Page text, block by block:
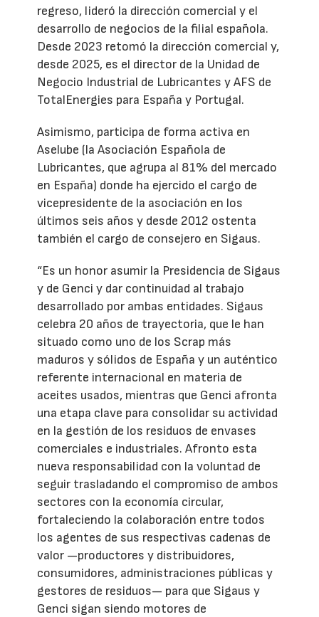
regreso, lideró la dirección comercial y el
desarrollo de negocios de la filial española.
Desde 2023 retomó la dirección comercial y,
desde 2025, es el director de la Unidad de
Negocio Industrial de Lubricantes y AFS de
TotalEnergies para España y Portugal.
Asimismo, participa de forma activa en
Aselube (la Asociación Española de
Lubricantes, que agrupa al 81% del mercado
en España) donde ha ejercido el cargo de
vicepresidente de la asociación en los
últimos seis años y desde 2012 ostenta
también el cargo de consejero en Sigaus.
“Es un honor asumir la Presidencia de Sigaus
y de Genci y dar continuidad al trabajo
desarrollado por ambas entidades. Sigaus
celebra 20 años de trayectoria, que le han
situado como uno de los Scrap más
maduros y sólidos de España y un auténtico
referente internacional en materia de
aceites usados, mientras que Genci afronta
una etapa clave para consolidar su actividad
en la gestión de los residuos de envases
comerciales e industriales. Afronto esta
nueva responsabilidad con la voluntad de
seguir trasladando el compromiso de ambos
sectores con la economía circular,
fortaleciendo la colaboración entre todos
los agentes de sus respectivas cadenas de
valor —productores y distribuidores,
consumidores, administraciones públicas y
gestores de residuos— para que Sigaus y
Genci sigan siendo motores de